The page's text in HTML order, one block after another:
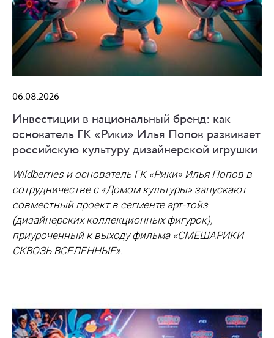
06.08.2026
Инвестиции в национальный бренд: как
основатель ГК «Рики» Илья Попов развивает
российскую культуру дизайнерской игрушки
Wildberries и основатель ГК «Рики» Илья Попов в
сотрудничестве с «Домом культуры» запускают
совместный проект в сегменте арт-тойз
(дизайнерских коллекционных фигурок),
приуроченный к выходу фильма «СМЕШАРИКИ
СКВОЗЬ ВСЕЛЕННЫЕ».